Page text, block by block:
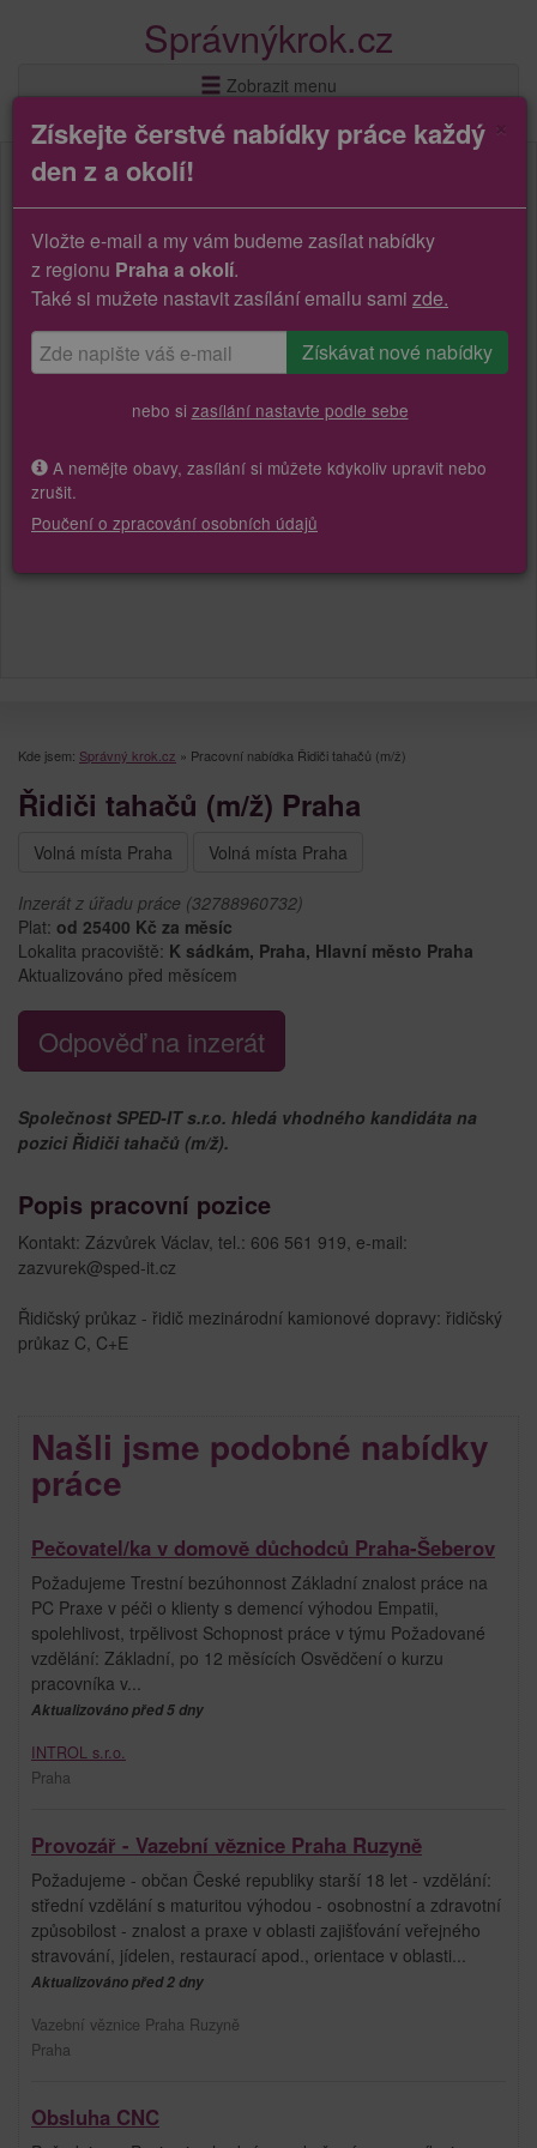
Správnýkrok.cz
Zobrazit menu
Kde jsem: Správný krok.cz » Pracovní nabídka Řidiči tahačů (m/ž)
Řidiči tahačů (m/ž) Praha
Volná místa Praha Volná místa Praha
Inzerát z úřadu práce (32788960732)
Plat: od 25400 Kč za měsíc
Lokalita pracoviště: K sádkám, Praha, Hlavní město Praha
Aktualizováno před měsícem
Odpověď na inzerát
Společnost SPED-IT s.r.o. hledá vhodného kandidáta na
pozici Řidiči tahačů (m/ž).
Popis pracovní pozice
Kontakt: Zázvůrek Václav, tel.: 606 561 919, e-mail:
zazvurek@sped-it.cz
Řidičský průkaz - řidič mezinárodní kamionové dopravy: řidičský
průkaz C, C+E
Našli jsme podobné nabídky
práce
Pečovatel/ka v domově důchodců Praha-Šeberov
Požadujeme Trestní bezúhonnost Základní znalost práce na
PC Praxe v péči o klienty s demencí výhodou Empatii,
spolehlivost, trpělivost Schopnost práce v týmu Požadované
vzdělání: Základní, po 12 měsících Osvědčení o kurzu
pracovníka v...
Aktualizováno před 5 dny
INTROL s.r.o.
Praha
Provozář - Vazební věznice Praha Ruzyně
Požadujeme - občan České republiky starší 18 let - vzdělání:
střední vzdělání s maturitou výhodou - osobnostní a zdravotní
způsobilost - znalost a praxe v oblasti zajišťování veřejného
stravování, jídelen, restaurací apod., orientace v oblasti...
Aktualizováno před 2 dny
Vazební věznice Praha Ruzyně
Praha
Obsluha CNC
Získejte čerstvé nabídky práce každý
den z a okolí!
Vložte e-mail a my vám budeme zasílat nabídky
z regionu Praha a okolí.
Také si mužete nastavit zasílání emailu sami zde.
nebo si zasílání nastavte podle sebe
A nemějte obavy, zasílání si můžete kdykoliv upravit nebo
zrušit.
Poučení o zpracování osobních údajů